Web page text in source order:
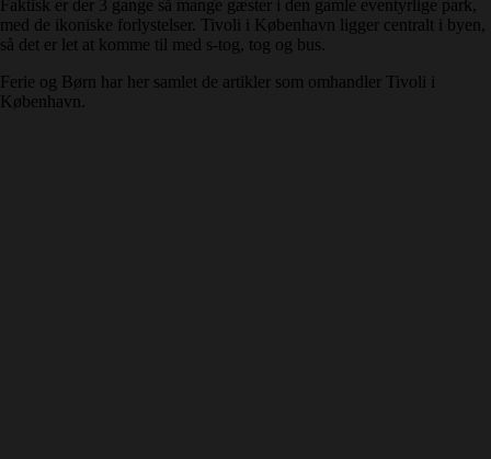
Faktisk er der 3 gange så mange gæster i den gamle eventyrlige park,
med de ikoniske forlystelser. Tivoli i København ligger centralt i byen,
så det er let at komme til med s-tog, tog og bus.
Ferie og Børn har her samlet de artikler som omhandler Tivoli i
København.